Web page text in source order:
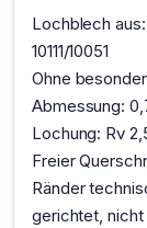
Lochblech aus:
10111/10051
Ohne
Abmessung:
Lochung: Rv
Freier
Ränder
gerichtet,